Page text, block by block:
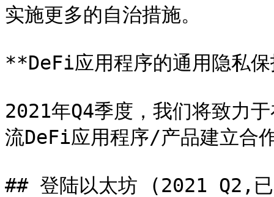
实施更多的自治措施。
**DeFi应用程序的通用隐
2021年Q4季度，我们将致力
流DeFi应用程序/产品建立合
## 登陆以太坊 (2021 Q2,